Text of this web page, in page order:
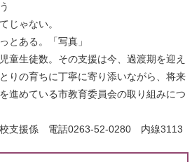
じゃない。
とある。「写真」
童生徒数。その支援は今、過渡期を迎え
りの育ちに丁寧に寄り添いながら、将来
進めている市教育委員会の取り組みにつ
支援係 電話0263-52-0280 内線3113